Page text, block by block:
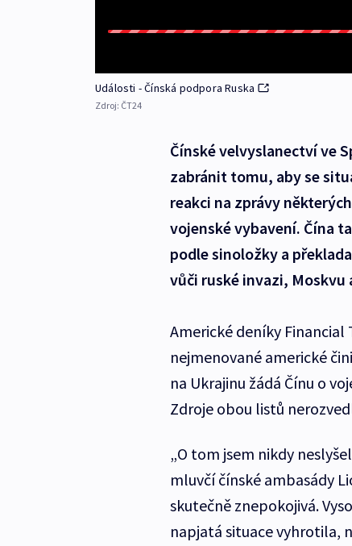
Události - Čínská podpora Ruska
Zdroj: ČT24
Čínské velvyslanectví ve
zabránit tomu, aby se
reakci na zprávy
vojenské vybavení. Čína
podle sinoložky a
vůči ruské invazi,
Americké deníky Financial
nejmenované americké
na Ukrajinu žádá Čínu o
Zdroje obou listů
„O tom jsem nikdy
mluvčí čínské ambasády
skutečně znepokojivá.
napjatá situace vyhrotila,